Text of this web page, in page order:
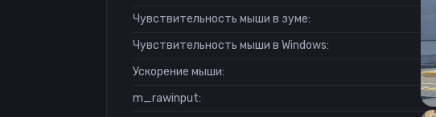
Чувствительность мыши в зуме:
Чувствительность мыши в Windows:
Ускорение мыши:
m_rawinput: